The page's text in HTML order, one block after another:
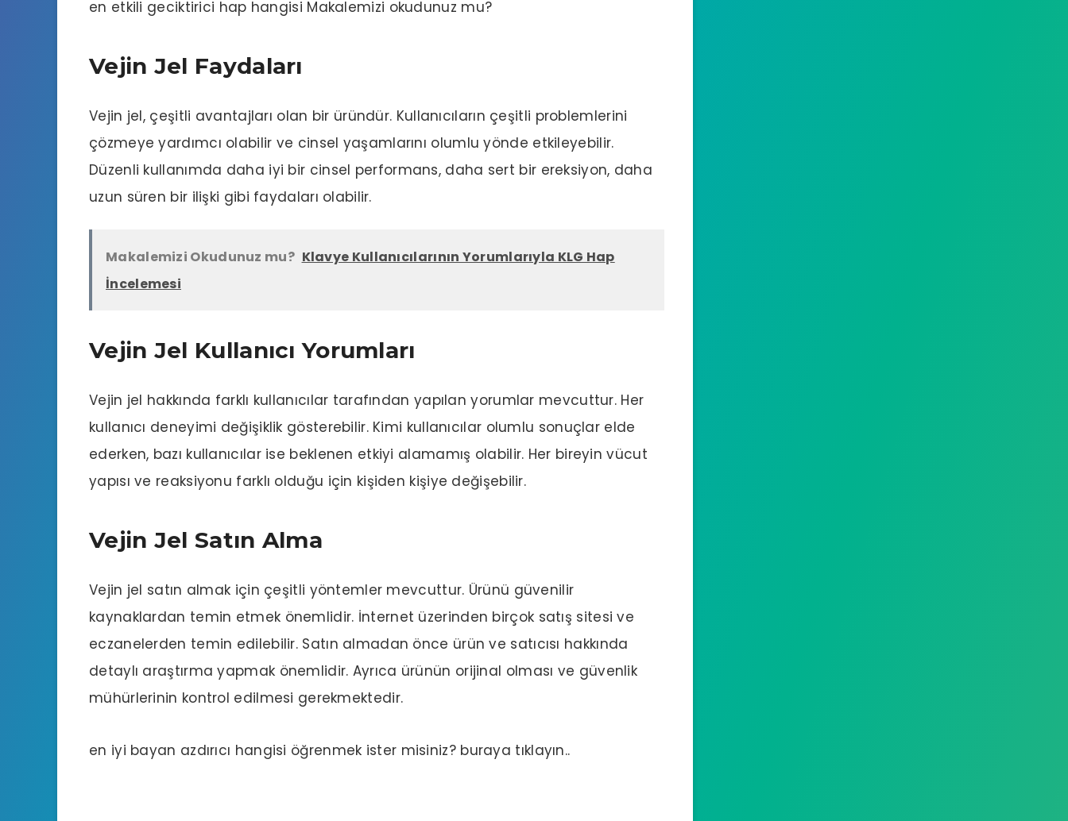
en etkili geciktirici hap hangisi Makalemizi okudunuz mu?
Vejin Jel Faydaları
Vejin jel, çeşitli avantajları olan bir üründür. Kullanıcıların çeşitli problemlerini
çözmeye yardımcı olabilir ve cinsel yaşamlarını olumlu yönde etkileyebilir.
Düzenli kullanımda daha iyi bir cinsel performans, daha sert bir ereksiyon, daha
uzun süren bir ilişki gibi faydaları olabilir.
Makalemizi Okudunuz mu? Klavye Kullanıcılarının Yorumlarıyla KLG Hap
İncelemesi
Vejin Jel Kullanıcı Yorumları
Vejin jel hakkında farklı kullanıcılar tarafından yapılan yorumlar mevcuttur. Her
kullanıcı deneyimi değişiklik gösterebilir. Kimi kullanıcılar olumlu sonuçlar elde
ederken, bazı kullanıcılar ise beklenen etkiyi alamamış olabilir. Her bireyin vücut
yapısı ve reaksiyonu farklı olduğu için kişiden kişiye değişebilir.
Vejin Jel Satın Alma
Vejin jel satın almak için çeşitli yöntemler mevcuttur. Ürünü güvenilir
kaynaklardan temin etmek önemlidir. İnternet üzerinden birçok satış sitesi ve
eczanelerden temin edilebilir. Satın almadan önce ürün ve satıcısı hakkında
detaylı araştırma yapmak önemlidir. Ayrıca ürünün orijinal olması ve güvenlik
mühürlerinin kontrol edilmesi gerekmektedir.
en iyi bayan azdırıcı hangisi öğrenmek ister misiniz? buraya tıklayın..